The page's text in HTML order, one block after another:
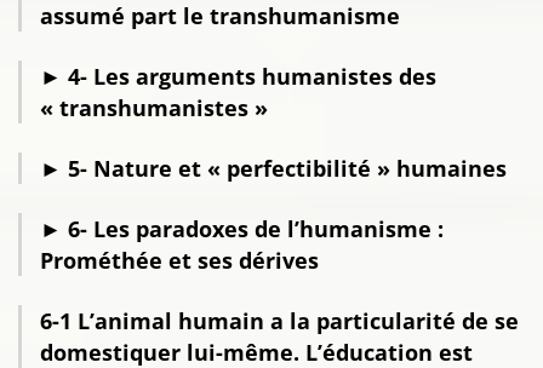
assumé part le transhumanisme
► 4- Les arguments humanistes des
« transhumanistes »
► 5- Nature et « perfectibilité » humaines
► 6- Les paradoxes de l’humanisme :
Prométhée et ses dérives
6-1 L’animal humain a la particularité de se
domestiquer lui-même. L’éducation est